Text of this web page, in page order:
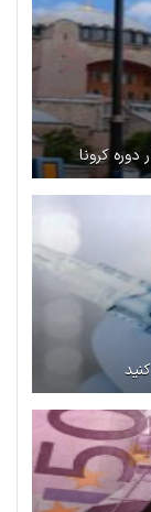
کرونا